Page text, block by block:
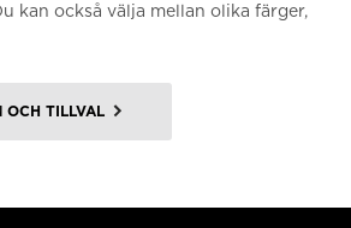
kan också välja mellan olika färger,
OCH TILLVAL